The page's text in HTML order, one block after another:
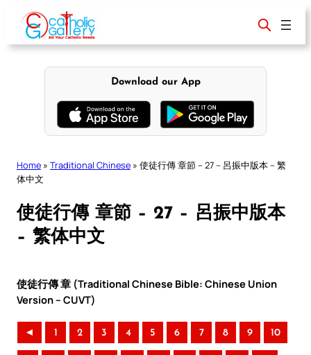
content
Download our App
Home » Traditional Chinese » 使徒行傳 章節 – 27 – 呂振中版本 – 繁
体中文
使徒行傳 章節 – 27 – 呂振中版本
– 繁体中文
使徒行傳 章 (Traditional Chinese Bible: Chinese Union
Version – CUVT)
◄ 1 2 3 4 5 6 7 8 9 10